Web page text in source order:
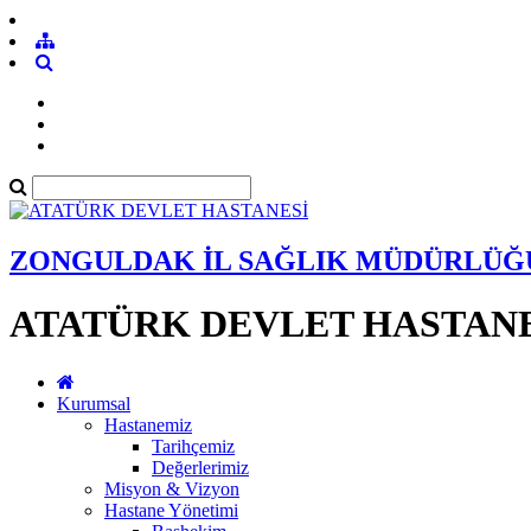
ZONGULDAK İL SAĞLIK
ATATÜRK DEVLET
Kurumsal
Hastanemiz
Tarihçemiz
Değerlerimiz
Misyon & Vizyon
Hastane Yönetimi